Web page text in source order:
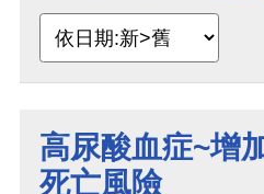
高尿酸血症~增
死亡風險